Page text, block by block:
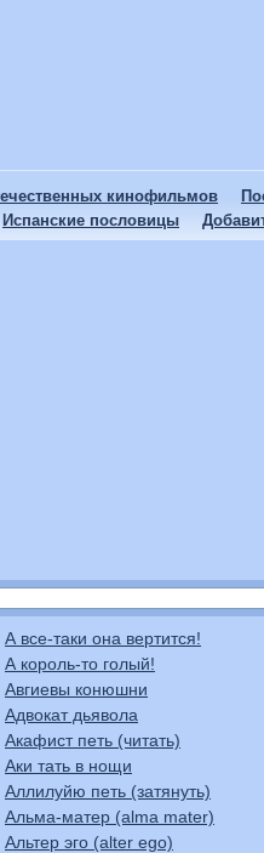
кинофильмов
Испанские пословицы
А все-таки она вертится!
А король-то голый!
Авгиевы конюшни
Адвокат дьявола
Акафист петь (читать)
Аки тать в нощи
Аллилуйю петь (затянуть)
Альма-матер (alma mater)
Альтер эго (alter ego)